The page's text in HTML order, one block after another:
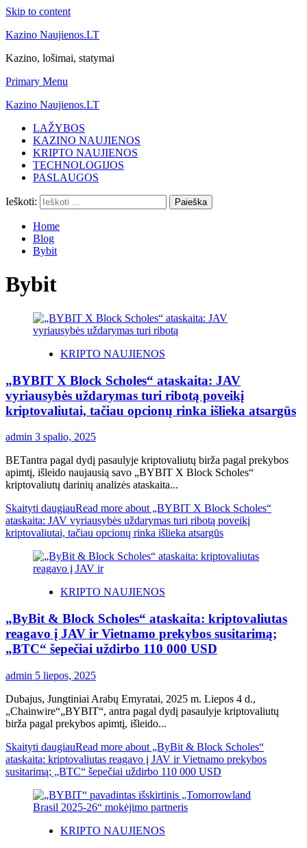
Skip to content
Kazino Naujienos.LT
Kazino, lošimai, statymai
Primary Menu
Kazino Naujienos.LT
LAŽYBOS
KAZINO NAUJIENOS
KRIPTO NAUJIENOS
TECHNOLOGIJOS
PASLAUGOS
Ieškoti:
Home
Blog
Bybit
Bybit
KRIPTO NAUJIENOS
„BYBIT X Block Scholes“ ataskaita: JAV
vyriausybės uždarymas turi ribotą poveikį
kriptovaliutai, tačiau opcionų rinka išlieka atsargūs
admin 3 spalio, 2025
BETantra pagal dydį pasaulyje kriptovaliutų birža pagal prekybos
apimtį, išleido naujausią savo „BYBIT X Block Scholes“
kriptovaliutų darinių analizės ataskaita...
Skaityti daugiauRead more about „BYBIT X Block Scholes“
ataskaita: JAV vyriausybės uždarymas turi ribotą poveikį
kriptovaliutai, tačiau opcionų rinka išlieka atsargūs
KRIPTO NAUJIENOS
„ByBit & Block Scholes“ ataskaita: kriptovaliutas
reagavo į JAV ir Vietnamo prekybos susitarimą;
„BTC“ šepečiai uždirbo 110 000 USD
admin 5 liepos, 2025
Dubajus, Jungtiniai Arabų Emyratai, 2025 m. Liepos 4 d.,
„Chainwire“„BYBIT“, antra pagal dydį pasaulyje kriptovaliutų
birža pagal prekybos apimtį, išleido...
Skaityti daugiauRead more about „ByBit & Block Scholes“
ataskaita: kriptovaliutas reagavo į JAV ir Vietnamo prekybos
susitarimą; „BTC“ šepečiai uždirbo 110 000 USD
KRIPTO NAUJIENOS